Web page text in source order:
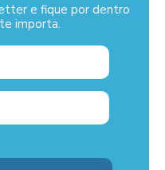
e fique por dentro
importa.